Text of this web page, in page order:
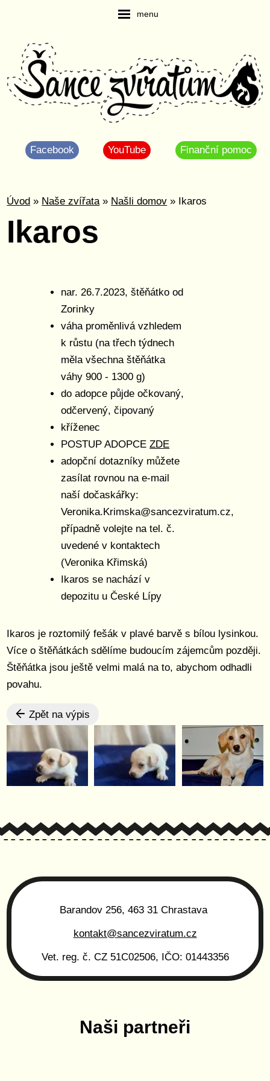
menu
Facebook YouTube Finanční pomoc
Úvod » Naše zvířata» Našli domov » Ikaros
Ikaros
Ikaros je roztomilý fešák v plavé barvě s bílou lysinkou.
Více o štěňátkách sdělíme budoucím zájemcům později.
Štěňátka jsou ještě velmi malá na to, abychom odhadli
povahu.
Zpět na výpis
nar. 26.7.2023, štěňátko od
Zorinky
váha proměnlivá vzhledem
k růstu (na třech týdnech
měla všechna štěňátka
váhy 900 - 1300 g)
do adopce půjde očkovaný,
odčervený, čipovaný
kříženec
POSTUP ADOPCEZDE
adopční dotazníky můžete
zasílat rovnou na e-mail
naší dočaskářky:
Veronika.Krimska@sancezviratum.cz,
případně volejte na tel. č.
uvedené v kontaktech
(Veronika Křimská)
Ikaros se nachází v
depozitu u České Lípy
Barandov 256, 463 31 Chrastava
kontakt@sancezviratum.cz
Vet. reg. č. CZ 51C02506, IČO: 01443356
Naši partneři